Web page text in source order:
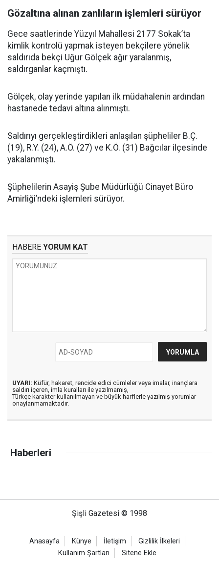
Gözaltına alınan zanlıların işlemleri sürüyor
Gece saatlerinde Yüzyıl Mahallesi 2177 Sokak’ta
kimlik kontrolü yapmak isteyen bekçilere yönelik
saldırıda bekçi Uğur Gölçek ağır yaralanmış,
saldırganlar kaçmıştı.
Gölçek, olay yerinde yapılan ilk müdahalenin ardından
hastanede tedavi altına alınmıştı.
Saldırıyı gerçekleştirdikleri anlaşılan şüpheliler B.Ç.
(19), R.Y. (24), A.Ö. (27) ve K.Ö. (31) Bağcılar ilçesinde
yakalanmıştı.
Şüphelilerin Asayiş Şube Müdürlüğü Cinayet Büro
Amirliği’ndeki işlemleri sürüyor.
HABERE YORUM KAT
UYARI: Küfür, hakaret, rencide edici cümleler veya imalar, inançlara
saldırı içeren, imla kuralları ile yazılmamış,
Türkçe karakter kullanılmayan ve büyük harflerle yazılmış yorumlar
onaylanmamaktadır.
Haberleri
Şişli Gazetesi © 1998
Anasayfa Künye İletişim
Gizlilik İlkeleri
Kullanım Şartları
Sitene Ekle